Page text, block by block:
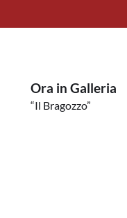
Ora in Galleria
“Il Bragozzo”